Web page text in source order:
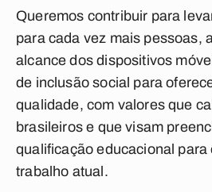
Queremos contribuir para
para cada vez mais pessoas,
alcance dos dispositivos
de inclusão social para
qualidade, com valores que
brasileiros e que visam
qualificação educacional para
trabalho atual.